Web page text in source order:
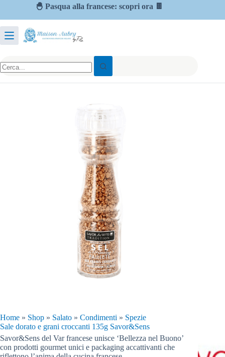
🐣 Pasqua alla francese: scopri ora 🍫
Home » Shop » Salato » Condimenti » Spezie
Sale dorato e grani croccanti 135g Savor&Sens
Savor&Sens del Var francese unisce ‘Bellezza nel Buono’
con prodotti gourmet unici e packaging accattivanti che